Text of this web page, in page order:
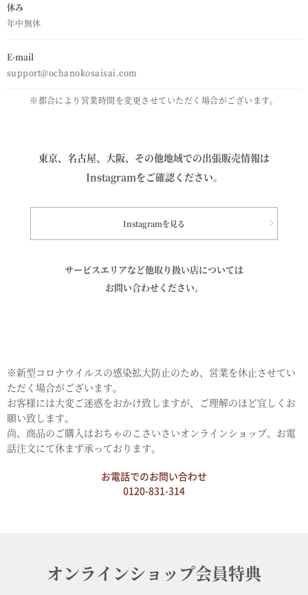
休み
年中無休
E-mail
support@ochanokosaisai.com
※都合により営業時間を変更させていただく場合がございます。
東京、名古屋、大阪、その他地域での出張販売情報は
Instagramをご確認ください。
Instagramを見る
サービスエリアなど他取り扱い店については
お問い合わせください。
※新型コロナウイルスの感染拡大防止のため、営業を休止させてい
ただく場合がございます。
お客様には大変ご迷惑をおかけ致しますが、ご理解のほど宜しくお
願い致します。
尚、商品のご購入はおちゃのこさいさいオンラインショップ、お電
話注文にて休まず承っております。
お電話でのお問い合わせ
0120-831-314
オンラインショップ会員特典